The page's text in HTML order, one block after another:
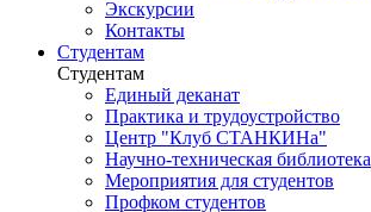
Экскурсии
Контакты
Студентам
Студентам
Единый деканат
Практика и трудоустройство
Центр "Клуб СТАНКИНа"
Научно-техническая библиотека
Мероприятия для студентов
Профком студентов